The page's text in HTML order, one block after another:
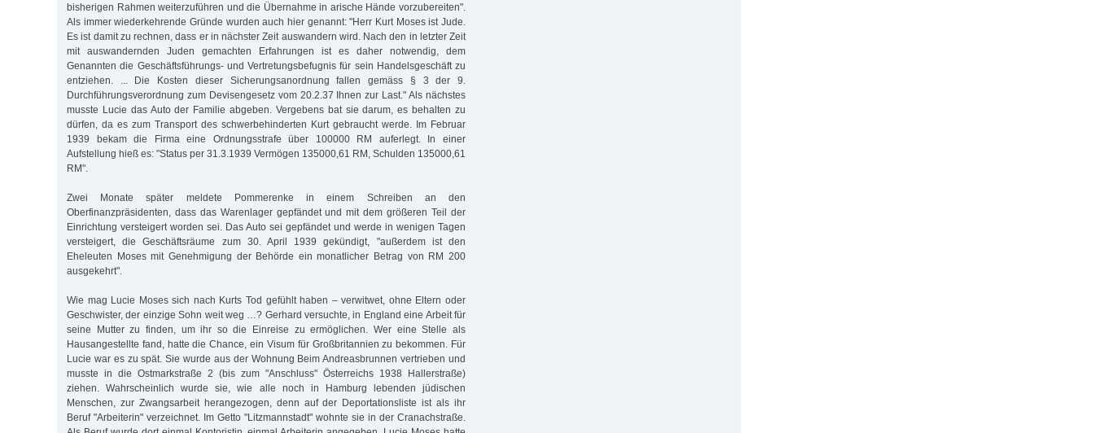
bisherigen Rahmen weiterzuführen und die Übernahme in arische Hände vorzubereiten".
Als immer wiederkehrende Gründe wurden auch hier genannt: "Herr Kurt Moses ist Jude.
Es ist damit zu rechnen, dass er in nächster Zeit auswandern wird. Nach den in letzter Zeit
mit auswandernden Juden gemachten Erfahrungen ist es daher notwendig, dem
Genannten die Geschäftsführungs- und Vertretungsbefugnis für sein Handelsgeschäft zu
entziehen. ... Die Kosten dieser Sicherungsanordnung fallen gemäss § 3 der 9.
Durchführungsverordnung zum Devisengesetz vom 20.2.37 Ihnen zur Last." Als nächstes
musste Lucie das Auto der Familie abgeben. Vergebens bat sie darum, es behalten zu
dürfen, da es zum Transport des schwerbehinderten Kurt gebraucht werde. Im Februar
1939 bekam die Firma eine Ordnungsstrafe über 100000 RM auferlegt. In einer
Aufstellung hieß es: "Status per 31.3.1939 Vermögen 135000,61 RM, Schulden 135000,61
RM".
Zwei Monate später meldete Pommerenke in einem Schreiben an den
Oberfinanzpräsidenten, dass das Warenlager gepfändet und mit dem größeren Teil der
Einrichtung versteigert worden sei. Das Auto sei gepfändet und werde in wenigen Tagen
versteigert, die Geschäftsräume zum 30. April 1939 gekündigt, "außerdem ist den
Eheleuten Moses mit Genehmigung der Behörde ein monatlicher Betrag von RM 200
ausgekehrt".
Wie mag Lucie Moses sich nach Kurts Tod gefühlt haben – verwitwet, ohne Eltern oder
Geschwister, der einzige Sohn weit weg …? Gerhard versuchte, in England eine Arbeit für
seine Mutter zu finden, um ihr so die Einreise zu ermöglichen. Wer eine Stelle als
Hausangestellte fand, hatte die Chance, ein Visum für Großbritannien zu bekommen. Für
Lucie war es zu spät. Sie wurde aus der Wohnung Beim Andreasbrunnen vertrieben und
musste in die Ostmarkstraße 2 (bis zum "Anschluss" Österreichs 1938 Hallerstraße)
ziehen. Wahrscheinlich wurde sie, wie alle noch in Hamburg lebenden jüdischen
Menschen, zur Zwangsarbeit herangezogen, denn auf der Deportationsliste ist als ihr
Beruf "Arbeiterin" verzeichnet. Im Getto "Litzmannstadt" wohnte sie in der Cranachstraße.